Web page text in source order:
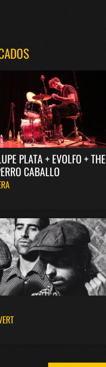
PLATA + EVOLFO + THE
CABALLO